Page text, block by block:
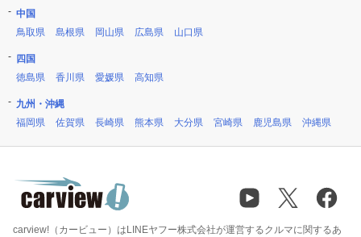
中国
鳥取県
島根県 岡山県 広島県 山口県
四国
徳島県
香川県 愛媛県 高知県
九州・沖縄
福岡県
佐賀県 長崎県 熊本県 大分県 宮崎県 鹿児島県 沖縄県
carview!（カービュー）はLINEヤフー株式会社が運営するクルマに関するあ